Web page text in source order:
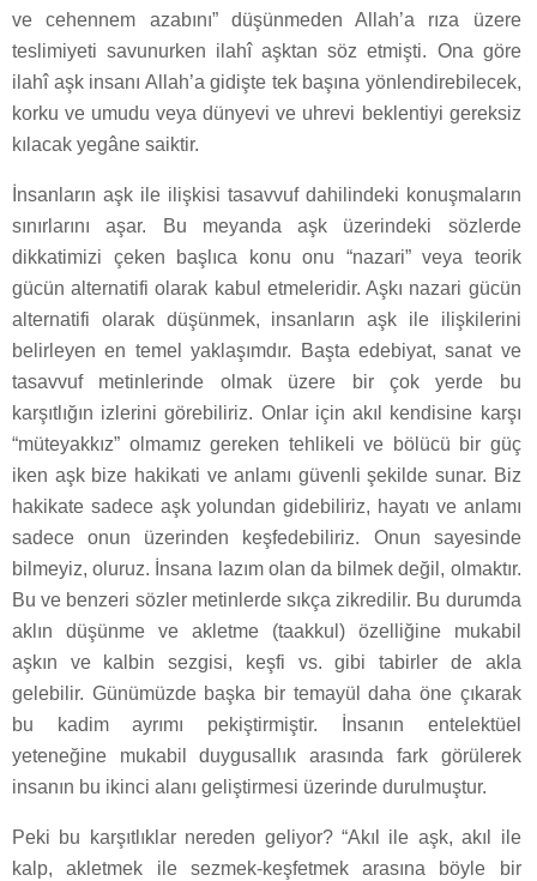
ve cehennem azabını” düşünmeden Allah’a rıza üzere
teslimiyeti savunurken ilahî aşktan söz etmişti. Ona göre
ilahî aşk insanı Allah’a gidişte tek başına yönlendirebilecek,
korku ve umudu veya dünyevi ve uhrevi beklentiyi gereksiz
kılacak yegâne saiktir.
İnsanların aşk ile ilişkisi tasavvuf dahilindeki konuşmaların
sınırlarını aşar. Bu meyanda aşk üzerindeki sözlerde
dikkatimizi çeken başlıca konu onu “nazari” veya teorik
gücün alternatifi olarak kabul etmeleridir. Aşkı nazari gücün
alternatifi olarak düşünmek, insanların aşk ile ilişkilerini
belirleyen en temel yaklaşımdır. Başta edebiyat, sanat ve
tasavvuf metinlerinde olmak üzere bir çok yerde bu
karşıtlığın izlerini görebiliriz. Onlar için akıl kendisine karşı
“müteyakkız” olmamız gereken tehlikeli ve bölücü bir güç
iken aşk bize hakikati ve anlamı güvenli şekilde sunar. Biz
hakikate sadece aşk yolundan gidebiliriz, hayatı ve anlamı
sadece onun üzerinden keşfedebiliriz. Onun sayesinde
bilmeyiz, oluruz. İnsana lazım olan da bilmek değil, olmaktır.
Bu ve benzeri sözler metinlerde sıkça zikredilir. Bu durumda
aklın düşünme ve akletme (taakkul) özelliğine mukabil
aşkın ve kalbin sezgisi, keşfi vs. gibi tabirler de akla
gelebilir. Günümüzde başka bir temayül daha öne çıkarak
bu kadim ayrımı pekiştirmiştir. İnsanın entelektüel
yeteneğine mukabil duygusallık arasında fark görülerek
insanın bu ikinci alanı geliştirmesi üzerinde durulmuştur.
Peki bu karşıtlıklar nereden geliyor? “Akıl ile aşk, akıl ile
kalp, akletmek ile sezmek-keşfetmek arasına böyle bir